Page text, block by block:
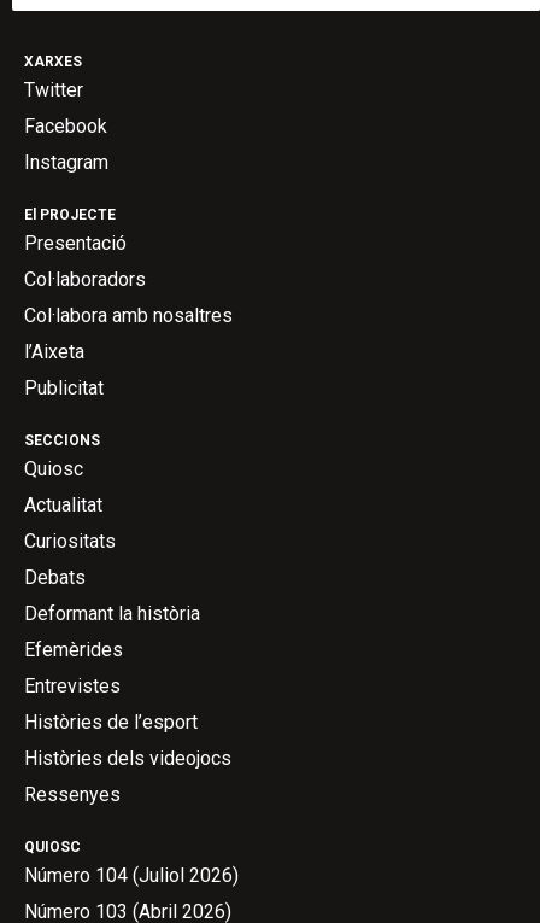
QUIOSC
Número 104 (Juliol 2026)
Número 103 (Abril 2026)
SECCIONS
Quiosc
Actualitat
Curiositats
Debats
Deformant la història
Efemèrides
Entrevistes
Històries de l’esport
Històries dels videojocs
Ressenyes
El PROJECTE
Presentació
Col·laboradors
Col·labora amb nosaltres
l’Aixeta
Publicitat
XARXES
Twitter
Facebook
Instagram